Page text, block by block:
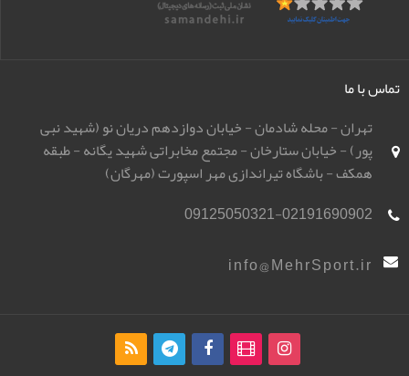
تماس با ما
تهران - محله شادمان - خیابان دوازدهم دریان نو (شهید نبی
پور) - خیابان ستارخان - مجتمع مخابراتی شهید یگانه - طبقه
همکف - باشگاه تیراندازی مهر اسپورت (مهرگان)
09125050321-02191690902
info@MehrSport.ir